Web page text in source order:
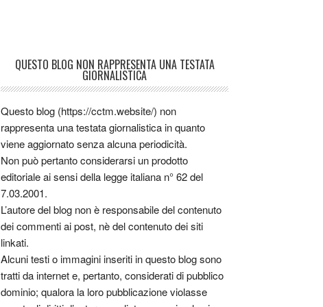
QUESTO BLOG NON RAPPRESENTA UNA TESTATA
GIORNALISTICA
Questo blog (https://cctm.website/) non
rappresenta una testata giornalistica in quanto
viene aggiornato senza alcuna periodicità.
Non può pertanto considerarsi un prodotto
editoriale ai sensi della legge italiana n° 62 del
7.03.2001.
L’autore del blog non è responsabile del contenuto
dei commenti ai post, nè del contenuto dei siti
linkati.
Alcuni testi o immagini inseriti in questo blog sono
tratti da internet e, pertanto, considerati di pubblico
dominio; qualora la loro pubblicazione violasse